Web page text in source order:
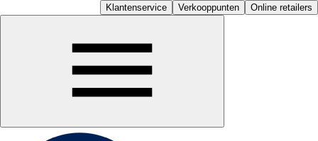
Klantenservice Verkooppunten Online retailers